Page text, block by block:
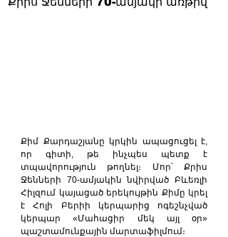
Քիմ Քարդաշյանը կրկին ապացուցել է,
որ գիտի, թե ինչպես պետք է
տպավորություն թողնել։ Մոր՝ Քրիս
Ջենների 70-ամյակին նվիրված Բևեռլի
Հիլզում կայացած երեկույթին Քիմը կրել
է Հոլի Բերիի կերպարից ոգեշնչված
կերպար «Մահացիր մեկ այլ օր»
պաշտամունքային մարտաֆիլմում։